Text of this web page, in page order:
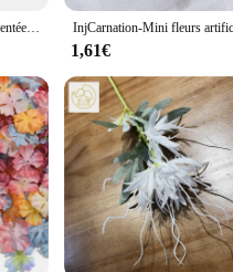
Jeu de fléchettes torpille argentées en aluminium bleu pour adultes, aile Aurora bleue, jeu de lancer, divertissement d'entraînement, 22g, 3 pièces par ensemble, le plus récent
1,61€